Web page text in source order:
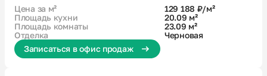
Цена за м²
129 188 ₽/м²
Площадь кухни
20.09 м²
Площадь комнаты
23.09 м²
Отделка
Черновая
Записаться в офис продаж